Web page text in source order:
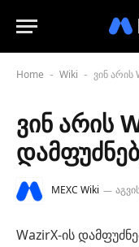
Home - Wiki - ვინ არის
ვინ არის
MEXC Wiki
WazirX-ის